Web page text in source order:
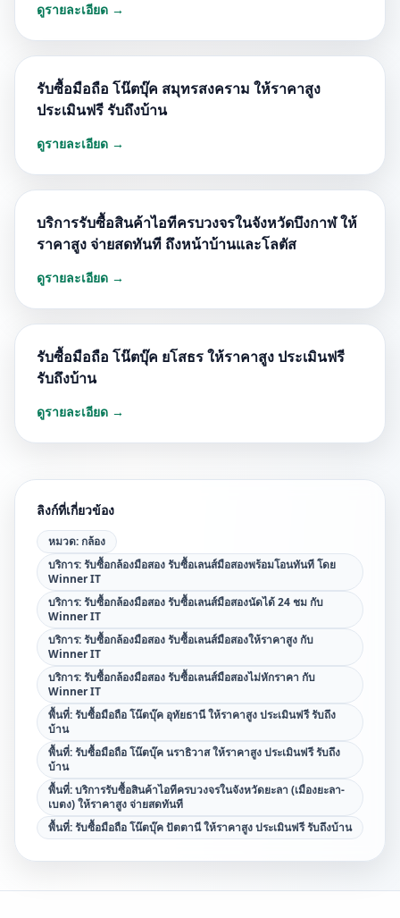
ดูรายละเอียด →
รับซื้อมือถือ โน๊ตบุ๊ค สมุทรสงคราม ให้ราคาสูง
ประเมินฟรี รับถึงบ้าน
ดูรายละเอียด →
บริการรับซื้อสินค้าไอทีครบวงจรในจังหวัดบึงกาฬ ให้
ราคาสูง จ่ายสดทันที ถึงหน้าบ้านและโลตัส
ดูรายละเอียด →
รับซื้อมือถือ โน๊ตบุ๊ค ยโสธร ให้ราคาสูง ประเมินฟรี
รับถึงบ้าน
ดูรายละเอียด →
ลิงก์ที่เกี่ยวข้อง
หมวด:กล้อง
บริการ:รับซื้อกล้องมือสอง รับซื้อเลนส์มือสองพร้อมโอนทันที โดย
Winner IT
บริการ:รับซื้อกล้องมือสอง รับซื้อเลนส์มือสองนัดได้ 24 ชม กับ
Winner IT
บริการ:รับซื้อกล้องมือสอง รับซื้อเลนส์มือสองให้ราคาสูง กับ
Winner IT
บริการ:รับซื้อกล้องมือสอง รับซื้อเลนส์มือสองไม่หักราคา กับ
Winner IT
พื้นที่:รับซื้อมือถือ โน๊ตบุ๊ค อุทัยธานี ให้ราคาสูง ประเมินฟรี รับถึง
บ้าน
พื้นที่:รับซื้อมือถือ โน๊ตบุ๊ค นราธิวาส ให้ราคาสูง ประเมินฟรี รับถึง
บ้าน
พื้นที่:บริการรับซื้อสินค้าไอทีครบวงจรในจังหวัดยะลา (เมืองยะลา-
เบตง) ให้ราคาสูง จ่ายสดทันที
พื้นที่:รับซื้อมือถือ โน๊ตบุ๊ค ปัตตานี ให้ราคาสูง ประเมินฟรี รับถึงบ้าน